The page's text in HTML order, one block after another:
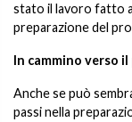
stato il lavoro fatto a
preparazione del
In cammino verso
Anche se può
passi nella